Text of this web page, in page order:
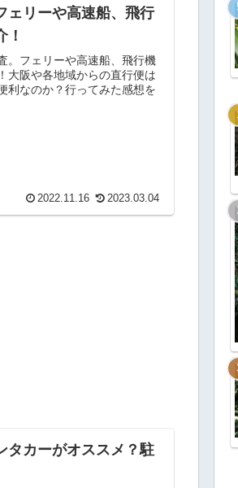
ェリーや高速船、飛行
！
。フェリーや高速船、飛行機
大阪や各地域からの直行便は
利なのか？行ってみた感想を
2022.11.16 2023.03.04
タカーがオススメ？駐